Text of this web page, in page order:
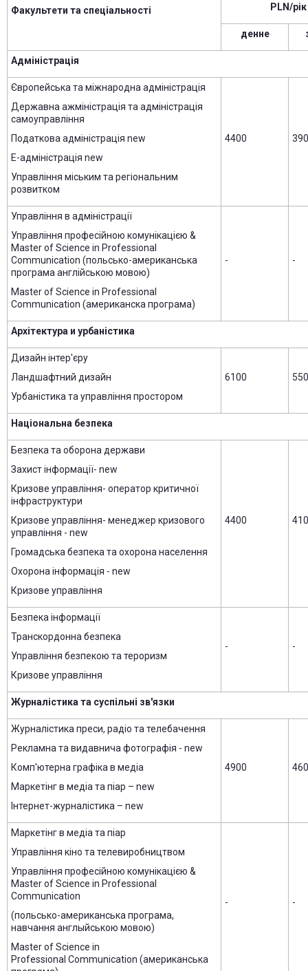
Факультети та спеціальності
PLN/рік
денне
Адміністрація
Європейська та міжнародна адміністрація
Державна ажміністрація та адміністрація
самоуправління
Податкова адміністрація new
Е-адміністрація new
Управління міським та регіональним
розвитком
4400
Управління в адміністрації
Управління професійною комунікацією &
Master of Science in Professional
Communication (польсько-американська
програма англійською мовою)
Master of Science in Professional
Communication (американска програма)
- -
Архітектура и урбаністика
Дизайн інтер'єру
Ландшафтний дизайн
Урбаністика та управління простором
6100
Національна безпека
Безпека та оборона держави
Захист інформації- new
Кризове управління- оператор критичної
інфраструктури
Кризове управління- менеджер кризового
управління - new
Громадська безпека та охорона населення
Охорона інформація - new
Кризове управління
4400
Безпека інформації
Транскордонна безпека
Управління безпекою та тероризм
Кризове управління
- -
Журналістика та суспільні зв'язки
Журналістика преси, радіо та телебачення
Рекламна та видавнича фотографія - new
Комп'ютерна графіка в медіа
Маркетінг в медіа та піар – new
Інтернет-журналістика – new
4900
Маркетінг в медіа та піар
Управління кіно та телевиробництвом
Управління професійною комунікацією &
Master of Science іn Professional
Communication
(польсько-американська програма,
навчання англыйською мовою)
Master of Science in
Professional Communication (американська
- -